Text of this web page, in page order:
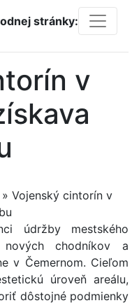
stránky:
v
» Vojenský cintorín v
údržby mestského
chodníkov a
v Čemernom. Cieľom
úroveň areálu,
dôstojné podmienky